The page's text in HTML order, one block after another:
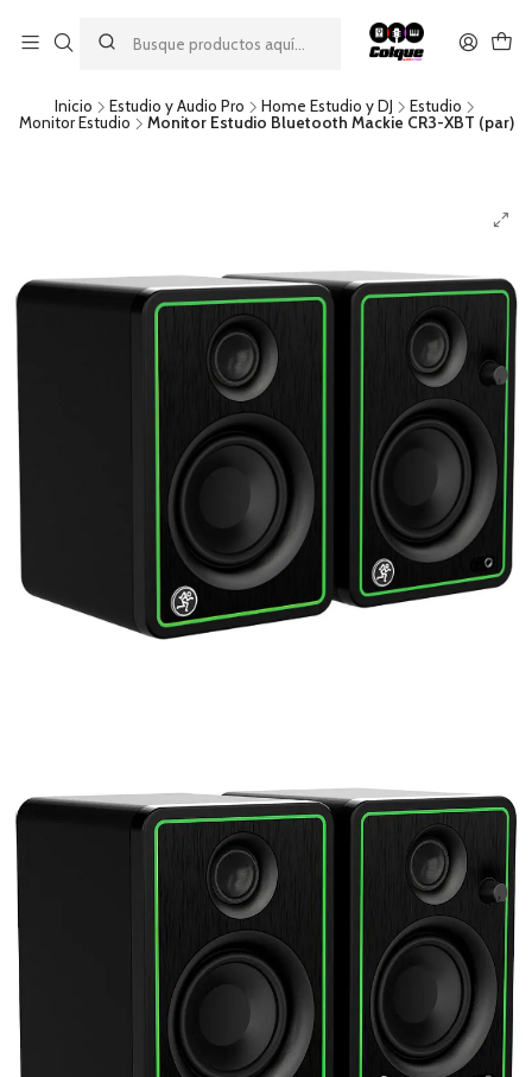
descuento por pago con transferencia bancaria
por una compra mínima de $49.990. Este descuento no es
acumulable a otras promociones ni aplicable a gastos de envío.
Inicio Estudio y Audio Pro Home Estudio y DJ
Estudio
Monitor Estudio
Monitor Estudio Bluetooth Mackie CR3-XBT (par)